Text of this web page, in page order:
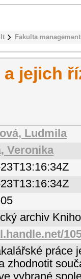
Fakulta
jejich
Ludmila
Veronika
archiv
práce
zhodnotit
vybrané